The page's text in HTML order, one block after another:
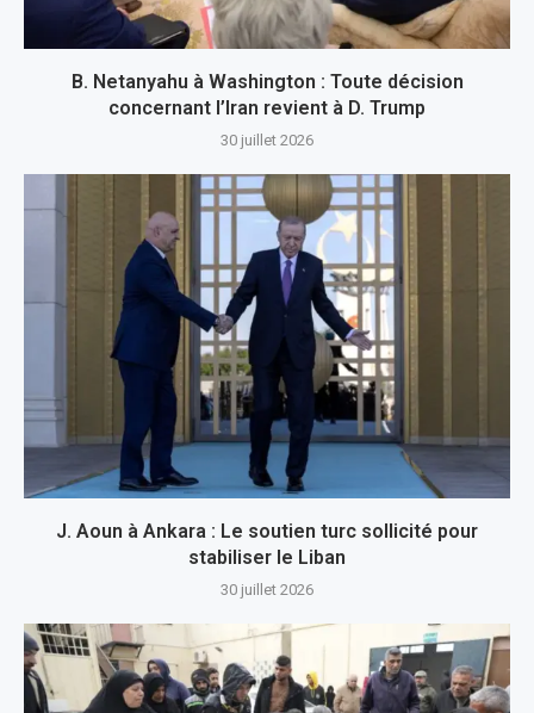
B. Netanyahu à Washington : Toute décision
concernant l’Iran revient à D. Trump
30 juillet 2026
J. Aoun à Ankara : Le soutien turc sollicité pour
stabiliser le Liban
30 juillet 2026